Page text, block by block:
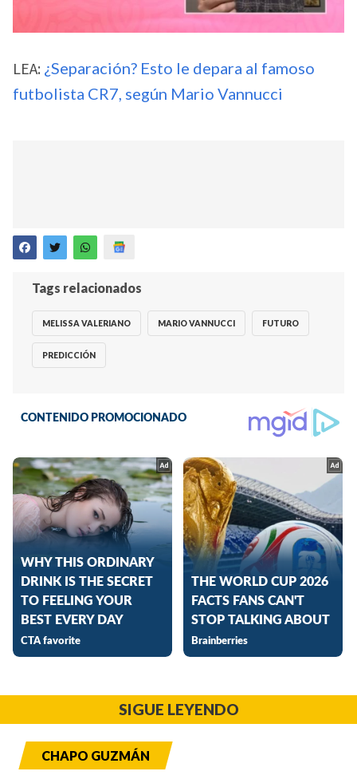
LEA: ¿Separación? Esto le depara al famoso
futbolista CR7, según Mario Vannucci
Tags relacionados
MELISSA VALERIANO MARIO VANNUCCI FUTURO
PREDICCIÓN
SIGUE LEYENDO
CHAPO GUZMÁN